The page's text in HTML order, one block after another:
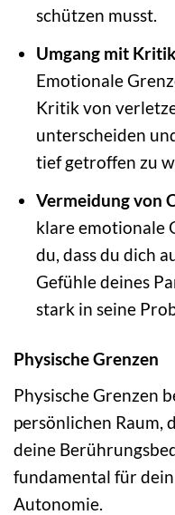
schützen musst.
Umgang mit
Emotionale
Kritik von
unterscheiden
tief getroffen zu
Vermeidung von
klare emotionale
du, dass du dich
Gefühle deines
stark in seine
Physische Grenzen
Physische Grenzen
persönlichen Raum,
deine
fundamental für
Autonomie.